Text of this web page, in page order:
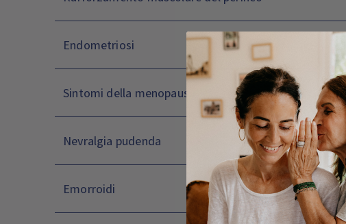
Endometriosi
Sintomi della menopausa
Nevralgia pudenda
Emorroidi